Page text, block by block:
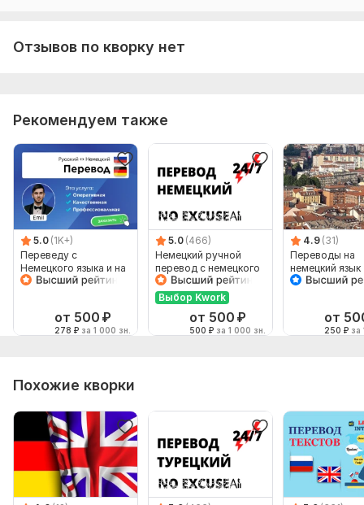
путешествия
с Русского на Немецкий
Объем услуги в кворке:
10 000 знаков
Отзывов по кворку нет
Рекомендуем также
5.0 (1K+)
Переведу с
Немецкого языка и на
Немецкий язык от
от 500 ₽
278 ₽ за 1 000 зн.
5.0 (466)
Немецкий ручной
перевод с немецкого
на немецкий
Выбор Kwork
от 500 ₽
500 ₽ за 1 000 зн.
4.9 (31)
Переводы на
немецкий язык
от
250 ₽ за
Похожие кворки